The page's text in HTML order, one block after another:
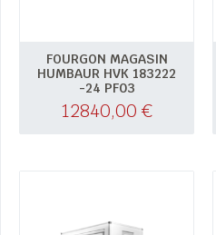
FOURGON MAGASIN
HUMBAUR HVK 183222
-24 PF03
12840,00 €